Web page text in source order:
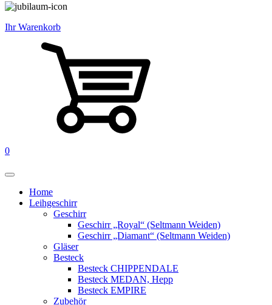
Ihr Warenkorb
0
Home
Leihgeschirr
Geschirr
Geschirr „Royal“ (Seltmann Weiden)
Geschirr „Diamant“ (Seltmann Weiden)
Gläser
Besteck
Besteck CHIPPENDALE
Besteck MEDAN, Hepp
Besteck EMPIRE
Zubehör